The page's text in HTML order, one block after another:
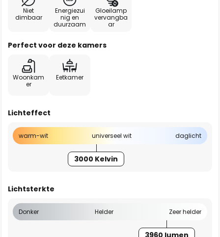
Niet
dimbaar
Energiezui
nig en
duurzaam
Gloeilamp
vervangba
ar
Perfect voor deze kamers
Woonkam
er
Eetkamer
Lichteffect
warm-wit universeel wit daglicht
3000 Kelvin
Lichtsterkte
Donker Helder Zeer helder
3960 lumen